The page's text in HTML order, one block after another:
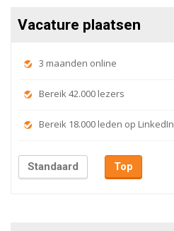
Vacature plaatsen
3 maanden online
Bereik 42.000 lezers
Bereik 18.000 leden op LinkedIn
Standaard Top